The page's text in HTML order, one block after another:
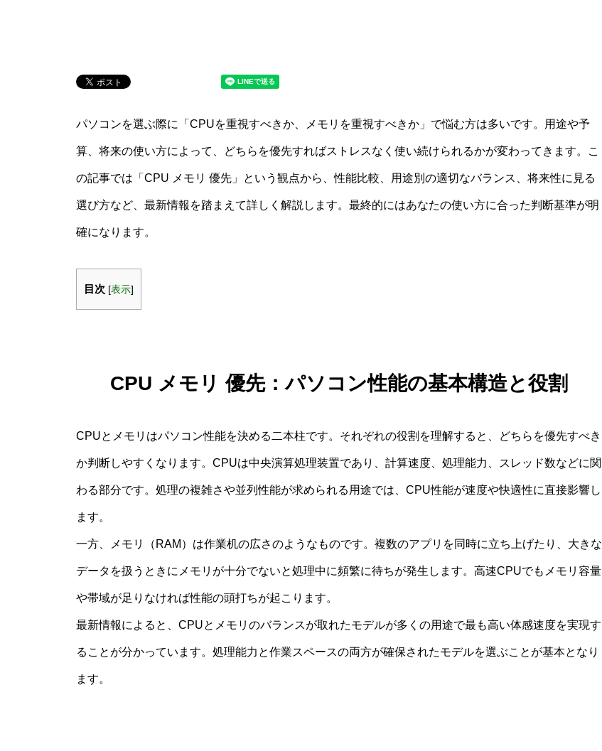
パソコンを選ぶ際に「CPUを重視すべきか、メモリを重視すべきか」で悩む方は多いです。用途や予
算、将来の使い方によって、どちらを優先すればストレスなく使い続けられるかが変わってきます。こ
の記事では「CPU メモリ 優先」という観点から、性能比較、用途別の適切なバランス、将来性に見る
選び方など、最新情報を踏まえて詳しく解説します。最終的にはあなたの使い方に合った判断基準が明
確になります。
目次 [表示]
CPU メモリ 優先：パソコン性能の基本構造と役割
CPUとメモリはパソコン性能を決める二本柱です。それぞれの役割を理解すると、どちらを優先すべき
か判断しやすくなります。CPUは中央演算処理装置であり、計算速度、処理能力、スレッド数などに関
わる部分です。処理の複雑さや並列性能が求められる用途では、CPU性能が速度や快適性に直接影響し
ます。
一方、メモリ（RAM）は作業机の広さのようなものです。複数のアプリを同時に立ち上げたり、大きな
データを扱うときにメモリが十分でないと処理中に頻繁に待ちが発生します。高速CPUでもメモリ容量
や帯域が足りなければ性能の頭打ちが起こります。
最新情報によると、CPUとメモリのバランスが取れたモデルが多くの用途で最も高い体感速度を実現す
ることが分かっています。処理能力と作業スペースの両方が確保されたモデルを選ぶことが基本となり
ます。